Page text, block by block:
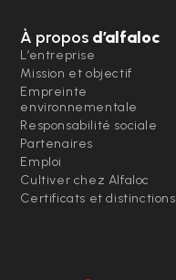
À propos d’alfaloc
L’entreprise
Mission et objectif
Empreinte
environnementale
Responsabilité sociale
Partenaires
Emploi
Cultiver chez Alfaloc
Certificats et distinctions